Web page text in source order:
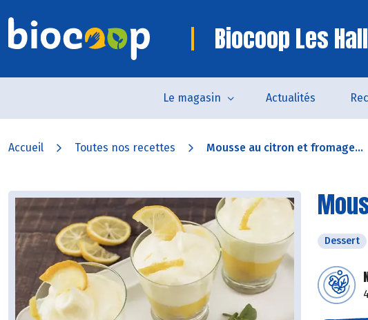
Biocoop Les
Le magasin Actualités
Accueil Toutes nos recettes Mousse au citron et fromage...
Dessert